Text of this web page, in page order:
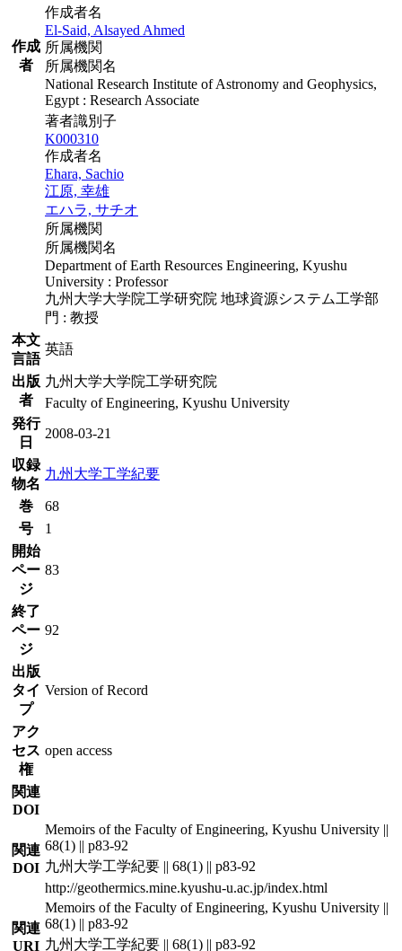
作成
者
作成者名
El-Said, Alsayed Ahmed
所属機関
所属機関名
National Research Institute of Astronomy and Geophysics,
Egypt : Research Associate
著者識別子
K000310
作成者名
Ehara, Sachio
江原, 幸雄
エハラ, サチオ
所属機関
所属機関名
Department of Earth Resources Engineering, Kyushu
University : Professor
九州大学大学院工学研究院 地球資源システム工学部
門 : 教授
本文
言語
英語
出版
者
九州大学大学院工学研究院
Faculty of Engineering, Kyushu University
発行
日
2008-03-21
収録
物名
九州大学工学紀要
巻
68
号
1
開始
ペー
ジ
83
終了
ペー
ジ
92
出版
タイ
プ
Version of Record
アク
セス
権
open access
関連
DOI
関連
DOI
Memoirs of the Faculty of Engineering, Kyushu University ||
68(1) || p83-92
九州大学工学紀要 || 68(1) || p83-92
http://geothermics.mine.kyushu-u.ac.jp/index.html
関連
URI
Memoirs of the Faculty of Engineering, Kyushu University ||
68(1) || p83-92
九州大学工学紀要 || 68(1) || p83-92